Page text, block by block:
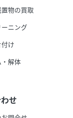
物の買取
ニング
け
・解体
せ